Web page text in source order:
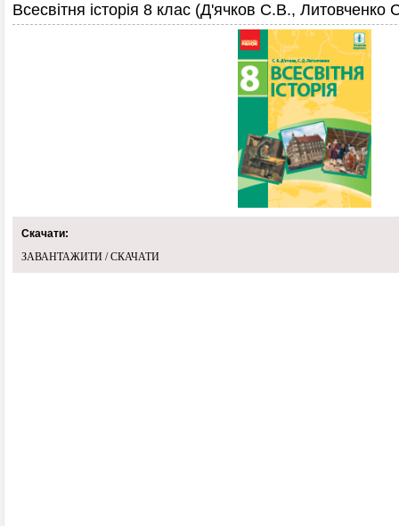
Всесвітня історія 8 клас (Д'ячков С.В., Литовченко
Скачати:
ЗАВАНТАЖИТИ / СКАЧАТИ